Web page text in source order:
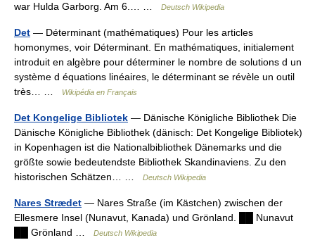
war Hulda Garborg. Am 6.… …
Deutsch Wikipedia
Det — Déterminant (mathématiques) Pour les articles
homonymes, voir Déterminant. En mathématiques, initialement
introduit en algèbre pour déterminer le nombre de solutions d un
système d équations linéaires, le déterminant se révèle un outil
très… …
Wikipédia en Français
Det Kongelige Bibliotek — Dänische Königliche Bibliothek Die
Dänische Königliche Bibliothek (dänisch: Det Kongelige Bibliotek)
in Kopenhagen ist die Nationalbibliothek Dänemarks und die
größte sowie bedeutendste Bibliothek Skandinaviens. Zu den
historischen Schätzen… …
Deutsch Wikipedia
Nares Strædet — Nares Straße (im Kästchen) zwischen der
Ellesmere Insel (Nunavut, Kanada) und Grönland. ██ Nunavut
██ Grönland …
Deutsch Wikipedia